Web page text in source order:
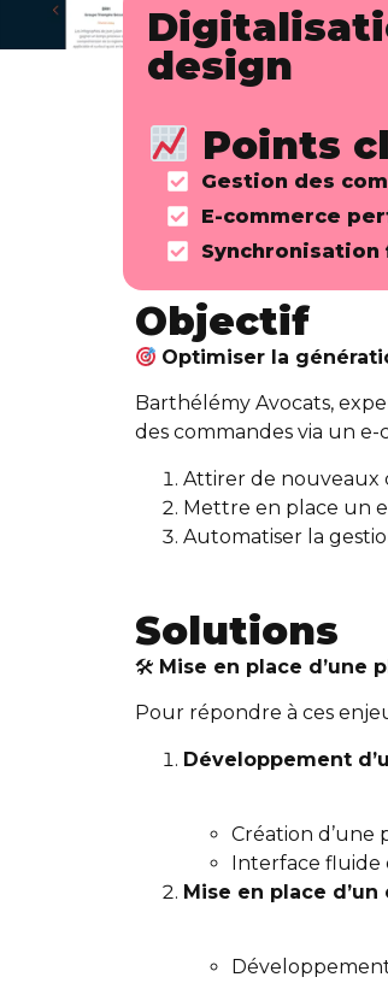
design
Points
Gestion des
E-commerce
Synchronisation
Objectif
Optimiser la
Barthélémy Avocats,
des commandes via un
Attirer de nouveaux
Mettre en place un
Automatiser la
Solutions
🛠 Mise en place d’une
Pour répondre à ces
Développement
Création d’une
Interface fluide
Mise en place